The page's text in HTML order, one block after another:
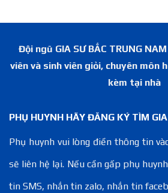
Đội ngũ GIA SƯ BẮC TRUNG
viên và sinh viên giỏi, chuyên môn
kèm tại nhà
PHỤ HUYNH HÃY ĐĂNG KÝ TÌM
Phụ huynh vui lòng điền thông tin
sẽ liên hệ lại. Nếu cần gấp phụ
tin SMS, nhắn tin zalo, nhắn tin